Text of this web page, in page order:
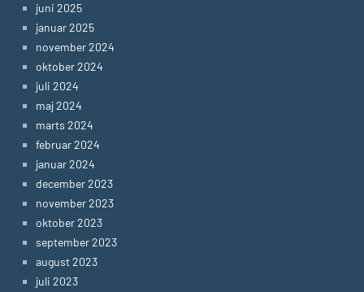
juni 2025
januar 2025
november 2024
oktober 2024
juli 2024
maj 2024
marts 2024
februar 2024
januar 2024
december 2023
november 2023
oktober 2023
september 2023
august 2023
juli 2023